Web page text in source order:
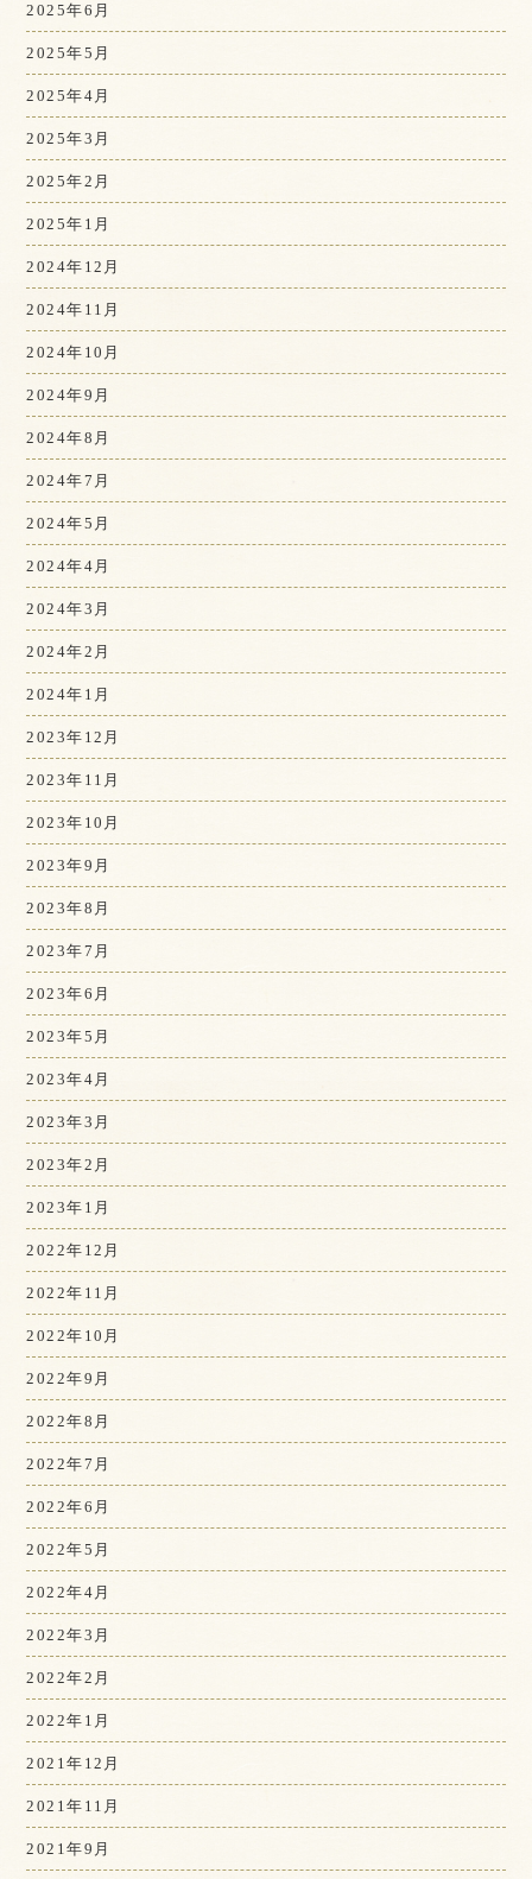
2025年6月
2025年5月
2025年4月
2025年3月
2025年2月
2025年1月
2024年12月
2024年11月
2024年10月
2024年9月
2024年8月
2024年7月
2024年5月
2024年4月
2024年3月
2024年2月
2024年1月
2023年12月
2023年11月
2023年10月
2023年9月
2023年8月
2023年7月
2023年6月
2023年5月
2023年4月
2023年3月
2023年2月
2023年1月
2022年12月
2022年11月
2022年10月
2022年9月
2022年8月
2022年7月
2022年6月
2022年5月
2022年4月
2022年3月
2022年2月
2022年1月
2021年12月
2021年11月
2021年9月